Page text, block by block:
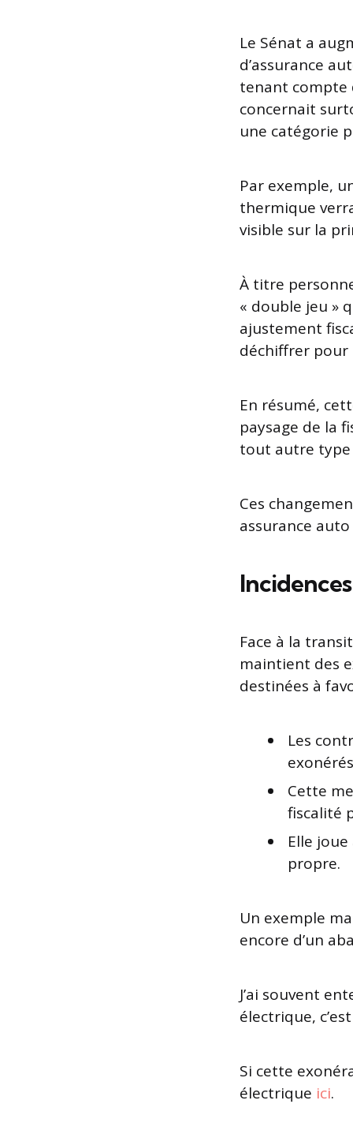
Le Sénat a
d’assurance
tenant compte
concernait
une catégorie
Par exemple,
thermique
visible sur la
À titre
« double jeu »
ajustement
déchiffrer pour
En résumé,
paysage de la
tout autre
Ces
assurance auto
Face à la
maintient des
destinées à
Les
Cette
fiscalité
Elle
propre.
Un exemple
encore d’un
J’ai souvent
électrique,
Si cette
électrique ici.